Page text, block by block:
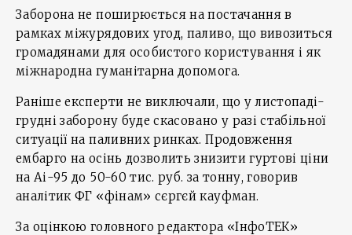
Заборона не поширюється на постачання в
рамках міжурядових угод, паливо, що вивозиться
громадянами для особистого користування і як
міжнародна гуманітарна допомога.
Раніше експерти не виключали, що у листопаді-
грудні заборону буде скасовано у разі стабільної
ситуації на паливних ринках. Продовження
ембарго на осінь дозволить знизити гуртові ціни
на Аі-95 до 50-60 тис. руб. за тонну, говорив
аналітик ФГ «фінам» сєргєй кауфман.
За оцінкою головного редактора «ІнфоТЕК»